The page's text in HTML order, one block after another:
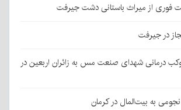
فوری از میراث باستانی دشت جیرفت
در جیرفت
درمانی شهدای صنعت مس به زائران اربعین در
به بیت‌المال در کرمان